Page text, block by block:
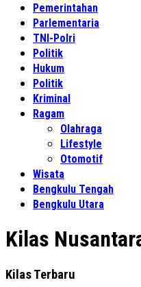
Pemerintahan
Parlementaria
TNI-Polri
Politik
Hukum
Politik
Kriminal
Ragam
Olahraga
Lifestyle
Otomotif
Wisata
Bengkulu Tengah
Bengkulu Utara
Kilas
Kilas Terbaru